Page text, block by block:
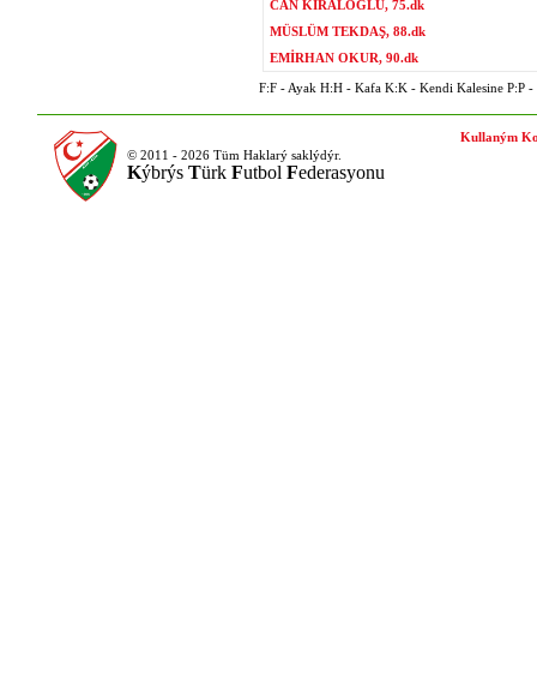
CAN KIRALOĞLU, 75.dk
MÜSLÜM TEKDAŞ, 88.dk
EMİRHAN OKUR, 90.dk
F:F - Ayak H:H - Kafa K:K - Kendi Kalesine P:P -
© 2011 - 2026 Tüm Haklarý saklýdýr.
Kýbrýs Türk Futbol Federasyonu
Kullaným